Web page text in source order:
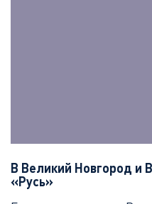
В Великий Новгород и
«Русь»